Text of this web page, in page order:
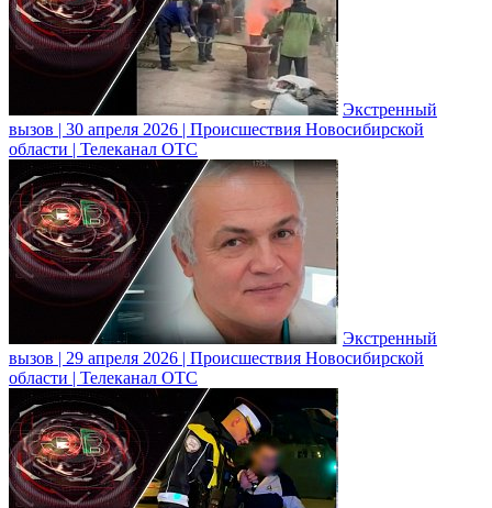
Экстренный
вызов | 30 апреля 2026 | Происшествия Новосибирской
области | Телеканал ОТС
Экстренный
вызов | 29 апреля 2026 | Происшествия Новосибирской
области | Телеканал ОТС